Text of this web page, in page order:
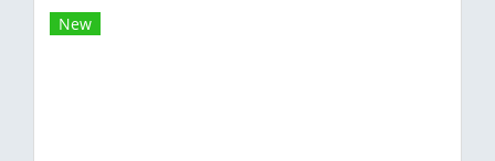
New